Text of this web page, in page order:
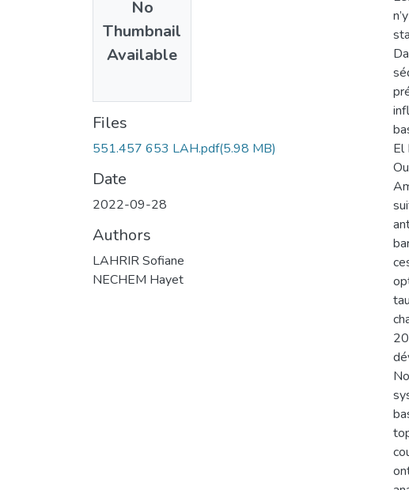
No
Thumbnail
Available
Files
551.457 653 LAH.pdf(5.98 MB)
Date
2022-09-28
Authors
LAHRIR Sofiane
NECHEM Hayet
El